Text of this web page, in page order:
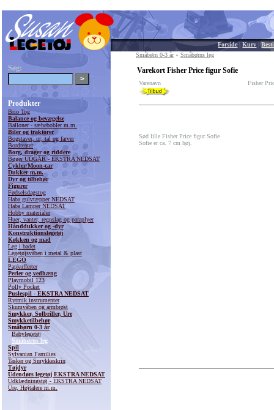
Forside|Kurv |
Søg:
Produkter
Brio Tog
Balance og bevægelse
Balloner - sæbebobler m.m.
Biler og traktorer
Bogstaver, ur, tal og farver
Bordteater
Borg, drager og riddere
Bøger UDGÅR - EKSTRA NEDSAT
Cykler/Moon-car
Dukker m.m.
Dyr og tilbehør
Figurer
Fødselsdagstog
Haba gulvtæpper NEDSAT
Haba Lamper NEDSAT
Hobby materialer
Huer, vanter, regnslag og paraplyer
Hånddukker og -dyr
Konstruktionslegetøj
Køkken og mad
Leg i badet
Legetøjsvåben i metal & plast
LEGO
Papkufferter
Perler og vedhæng
Playmobil 123
Polly Pocket
Puslespil - EKSTRA NEDSAT
Rytmik instrumenter
Skumvåben og armbrøst
Smykker, Solbriller, Ure
Smykketilbehør
Småbørn 0-3 år
Babylegetøj
Småbørns leg
Spil
Sylvanian Families
Tasker og Smykkeskrin
Tøjdyr
Udendørs legetøj EKSTRA NEDSAT
Udklædningstøj - EKSTRA NEDSAT
Ure, Højtalere m.m.
Småbørn 0-3 år» Småbørns leg
Varekort Fisher Price figur Sofie
Varenavn Fisher
Sød lille Fisher Price figur Sofie
Sofie er ca. 7 cm høj.